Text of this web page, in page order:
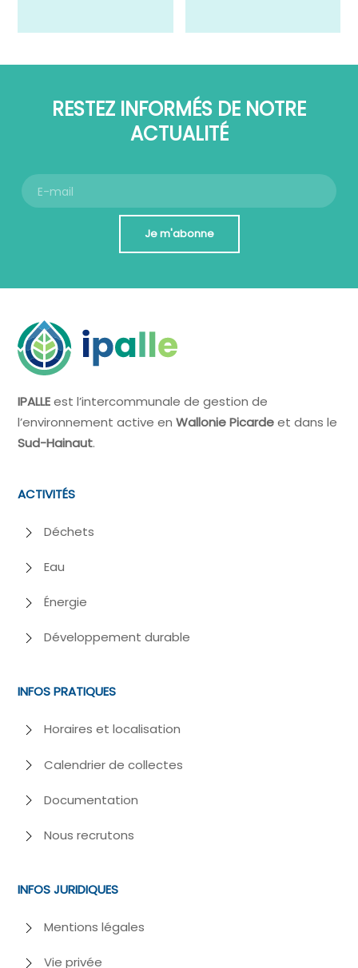
RESTEZ INFORMÉS DE NOTRE
ACTUALITÉ
Je m'abonne
IPALLEest l’intercommunale de gestion de
l’environnement active enWallonie Picardeet dans le
Sud-Hainaut.
ACTIVITÉS
Déchets
Eau
Énergie
Développement durable
INFOS PRATIQUES
Horaires et localisation
Calendrier de collectes
Documentation
Nous recrutons
INFOS JURIDIQUES
Mentions légales
Vie privée